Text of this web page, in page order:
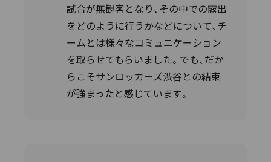
試合が無観客となり、その中での露出
をどのように行うかなどについて、チ
ームとは様々なコミュニケーション
を取らせてもらいました。でも、だか
らこそサンロッカーズ渋谷との結束
が強まったと感じています。